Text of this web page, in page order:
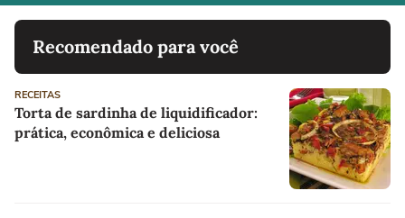
Recomendado para você
RECEITAS
Torta de sardinha de liquidificador:
prática, econômica e deliciosa